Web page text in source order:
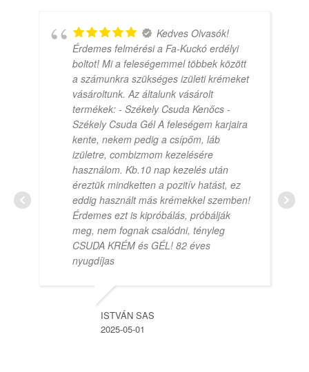
Kedves Olvasók!
Érdemes felmérési a Fa-Kuckó erdélyi
boltot! Mi a feleségemmel többek között
a számunkra szükséges izületi krémeket
vásároltunk. Az általunk vásárolt
termékek: - Székely Csuda Kenőcs -
Székely Csuda Gél A feleségem karjaira
kente, nekem pedig a csípőm, láb
izületre, combizmom kezelésére
használom. Kb.10 nap kezelés után
éreztük mindketten a pozitív hatást, ez
eddig használt más krémekkel szemben!
Érdemes ezt is kipróbálás, próbálják
meg, nem fognak csalódni, tényleg
CSUDA KRÉM és GÉL! 82 éves
nyugdíjas
ISTVÁN SAS
2025-05-01